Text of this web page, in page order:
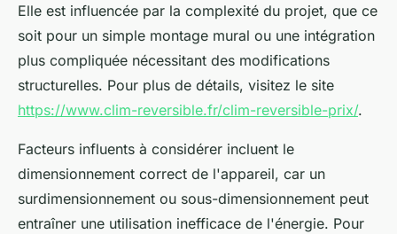
Elle est influencée par la complexité du projet, que ce
soit pour un simple montage mural ou une intégration
plus compliquée nécessitant des modifications
structurelles. Pour plus de détails, visitez le site
https://www.clim-reversible.fr/clim-reversible-prix/.
Facteurs influents à considérer incluent le
dimensionnement correct de l'appareil, car un
surdimensionnement ou sous-dimensionnement peut
entraîner une utilisation inefficace de l'énergie. Pour